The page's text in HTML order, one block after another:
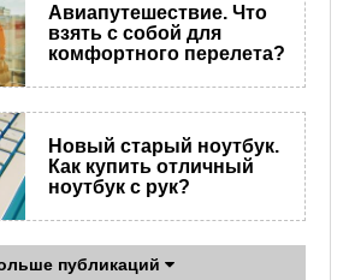
Авиапутешествие. Что
взять с собой для
комфортного перелета?
Новый старый ноутбук.
Как купить отличный
ноутбук с рук?
публикаций